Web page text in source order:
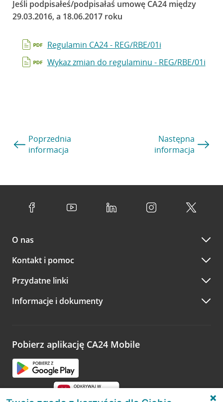
Jeśli podpisałeś/podpisałaś umowę CA24 między
29.03.2016, a 18.06.2017 roku
Regulamin CA24 - REG/RBE/01i
Wykaz zmian do regulaminu - REG/RBE/01i
Poprzednia
informacja
Następna
informacja
O nas
Kontakt i pomoc
Przydatne linki
Informacje i dokumenty
Pobierz aplikację CA24 Mobile